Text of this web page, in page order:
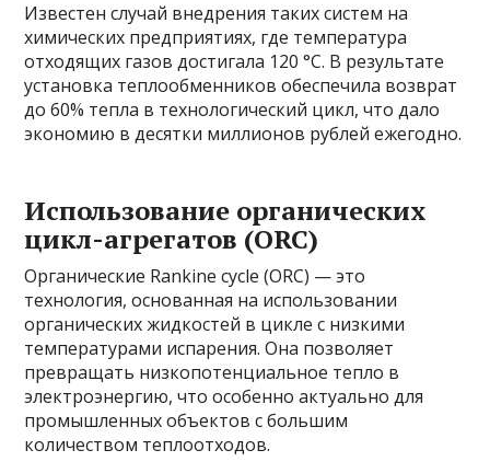
Известен случай внедрения таких систем на
химических предприятиях, где температура
отходящих газов достигала 120 °C. В результате
установка теплообменников обеспечила возврат
до 60% тепла в технологический цикл, что дало
экономию в десятки миллионов рублей ежегодно.
Использование органических
цикл-агрегатов (ORC)
Органические Rankine cycle (ORC) — это
технология, основанная на использовании
органических жидкостей в цикле с низкими
температурами испарения. Она позволяет
превращать низкопотенциальное тепло в
электроэнергию, что особенно актуально для
промышленных объектов с большим
количеством теплоотходов.